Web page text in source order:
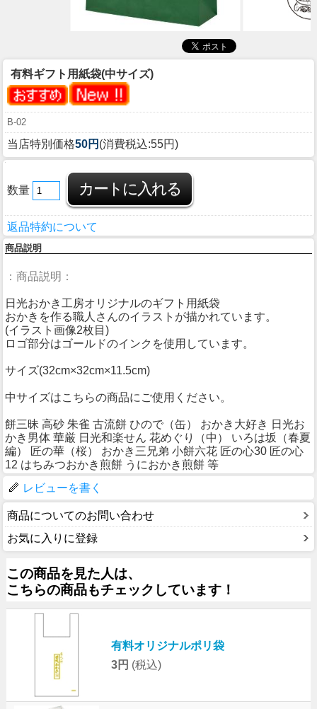
有料ギフト用紙袋(中サイズ)
B-02
当店特別価格50円 (消費税込:55円)
数量
返品特約について
商品説明
：商品説明：
日光おかき工房オリジナルのギフト用紙袋
おかきを作る職人さんのイラストが描かれています。
(イラスト画像2枚目)
ロゴ部分はゴールドのインクを使用しています。
サイズ(32cm×32cm×11.5cm)
中サイズはこちらの商品にご使用ください。
餅三昧 高砂 朱雀 古流餅 ひので（缶） おかき大好き 日光お
かき男体 華厳 日光和楽せん 花めぐり（中） いろは坂（春夏
編） 匠の華（桜） おかき三兄弟 小餅六花 匠の心30 匠の心
12 はちみつおかき煎餅 うにおかき煎餅 等
レビューを書く
商品についてのお問い合わせ
お気に入りに登録
この商品を見た人は、
こちらの商品もチェックしています！
有料オリジナルポリ袋
3円 (税込)